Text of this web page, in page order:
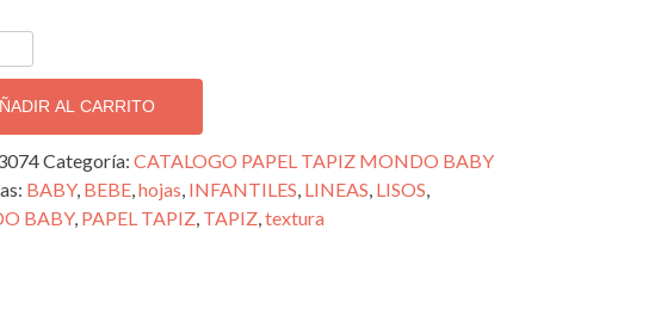
AL CARRITO
Categoría: CATALOGO PAPEL TAPIZ MONDO BABY
BABY, BEBE,hojas, INFANTILES, LINEAS, LISOS,
BABY, PAPEL TAPIZ, TAPIZ,textura